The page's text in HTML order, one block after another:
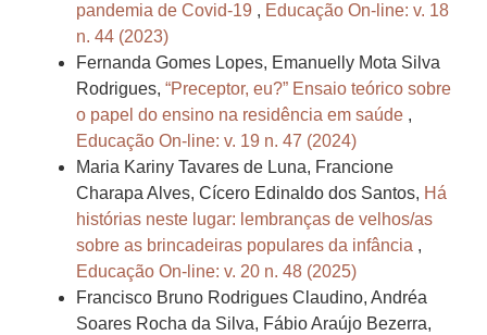
pandemia de Covid-19 , Educação On-line: v. 18
n. 44 (2023)
Fernanda Gomes Lopes, Emanuelly Mota Silva
Rodrigues, “Preceptor, eu?” Ensaio teórico sobre
o papel do ensino na residência em saúde ,
Educação On-line: v. 19 n. 47 (2024)
Maria Kariny Tavares de Luna, Francione
Charapa Alves, Cícero Edinaldo dos Santos, Há
histórias neste lugar: lembranças de velhos/as
sobre as brincadeiras populares da infância ,
Educação On-line: v. 20 n. 48 (2025)
Francisco Bruno Rodrigues Claudino, Andréa
Soares Rocha da Silva, Fábio Araújo Bezerra,